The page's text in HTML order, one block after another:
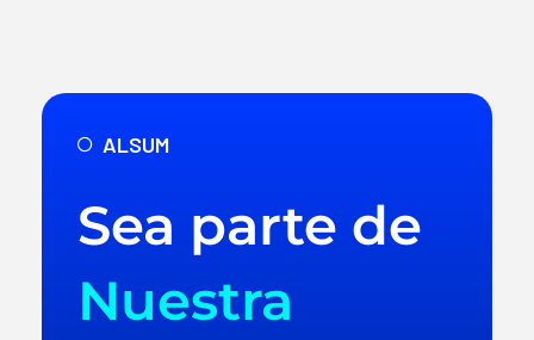
ALSUM
Sea parte de
Nuestra